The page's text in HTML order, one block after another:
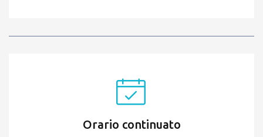
Orario continuato